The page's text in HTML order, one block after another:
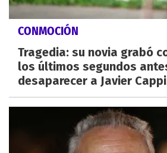
CONMOCIÓN
Tragedia: su novia grabó
los últimos segundos
desaparecer a Javier